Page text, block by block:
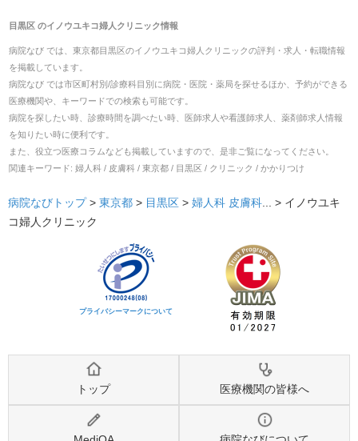
目黒区のイノウユキコ婦人クリニック情報
病院なび では、 東京都目黒区のイノウユキコ婦人クリニックの評判・求人・転職情報
を掲載しています。
病院なび では市区町村別/診療科目別に病院・医院・薬局を探せるほか、予約ができる
医療機関や、キーワードでの検索も可能です。
病院を探したい時、診療時間を調べたい時、医師求人や看護師求人、薬剤師求人情報
を知りたい時に便利です。
また、役立つ医療コラムなども掲載していますので、是非ご覧になってください。
関連キーワード: 婦人科 / 皮膚科 / 東京都 / 目黒区 / クリニック / かかりつけ
病院なびトップ > 東京都 > 目黒区 > 婦人科 皮膚科... > イノウユキ
コ婦人クリニック
プライバシーマークについて
トップ 医療機関の皆様へ